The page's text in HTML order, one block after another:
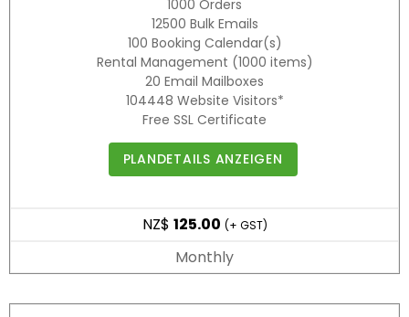
1000 Orders
12500 Bulk Emails
100 Booking Calendar(s)
Rental Management (1000 items)
20 Email Mailboxes
104448 Website Visitors*
Free SSL Certificate
PLANDETAILS ANZEIGEN
NZ$ 125.00 (+ GST)
Monthly